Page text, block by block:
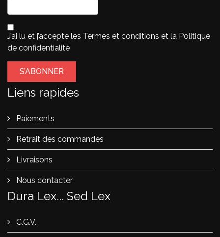
J’ai lu et j’accepte les Termes et conditions et la Politique
de confidentialité
Liens rapides
Paiements
Retrait des commandes
Livraisons
Nous contacter
Dura Lex... Sed Lex
C.G.V.